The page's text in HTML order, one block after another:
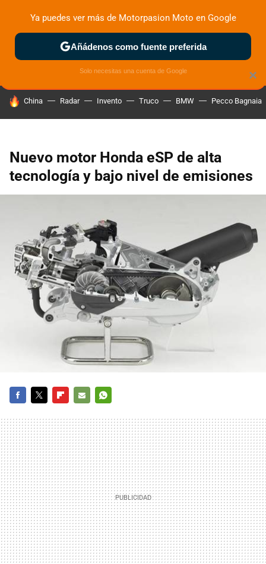
ZONA DE PRUEBAS DEPORTIVAS MOTOS ELÉCTRICAS
HOY SE HABLA DE
China Radar Invento Truco BMW Pecco Bagnaia
Nuevo motor Honda eSP de alta
tecnología y bajo nivel de emisiones
MAIL
×
Ya puedes ver más de Motorpasion Moto en Google
Añádenos como fuente preferida
Solo necesitas una cuenta de Google